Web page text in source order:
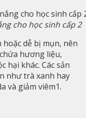
cho học sinh cấp 2
hoặc dễ bị mụn, nên
hương liệu,
hại khác. Các sản
như trà xanh hay
và giảm viêm1.